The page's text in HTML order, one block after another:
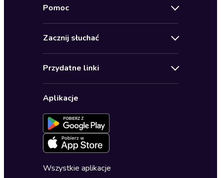
Biznes, marketing, ekonomia
Dla młodzieży
Pomoc
Pomoc
Ustawienia prywatności
Formularz zgłaszania nielegalnych treści
Deklaracja dostępności
Zacznij słuchać
Karnety
Oferta dla firm i bibliotek
Przydatne linki
Dołącz do newslettera
Blog
Zapowiedzi
Cykle audiobooków
Aplikacje
Wszystkie aplikacje